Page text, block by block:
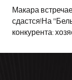
Макара
сдастся!На
конкурента: